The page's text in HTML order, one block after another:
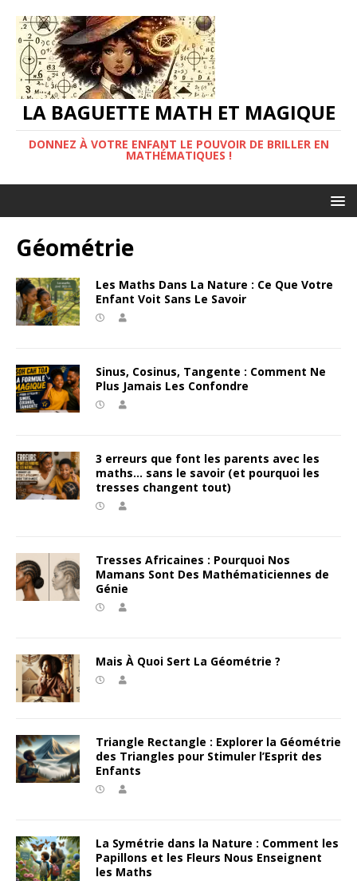
LA BAGUETTE MATH ET MAGIQUE
DONNEZ À VOTRE ENFANT LE POUVOIR DE BRILLER EN
MATHÉMATIQUES !
Géométrie
Les Maths Dans La Nature : Ce Que Votre
Enfant Voit Sans Le Savoir
Sinus, Cosinus, Tangente : Comment Ne
Plus Jamais Les Confondre
3 erreurs que font les parents avec les
maths… sans le savoir (et pourquoi les
tresses changent tout)
Tresses Africaines : Pourquoi Nos
Mamans Sont Des Mathématiciennes de
Génie
Mais À Quoi Sert La Géométrie ?
Triangle Rectangle : Explorer la Géométrie
des Triangles pour Stimuler l’Esprit des
Enfants
La Symétrie dans la Nature : Comment les
Papillons et les Fleurs Nous Enseignent
les Maths